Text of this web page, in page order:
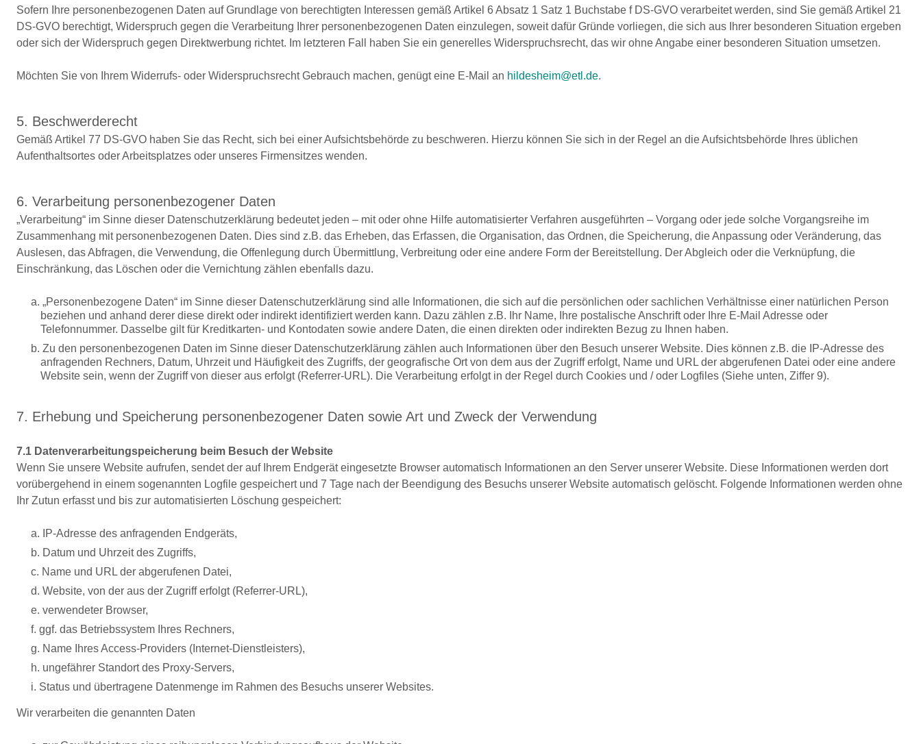
Sofern Ihre personenbezogenen Daten auf Grundlage von berechtigten Interessen gemäß Artikel 6 Absatz 1 Satz 1 Buchstabe f DS-GVO verarbeitet werden, sind Sie gemäß Artikel 21
DS-GVO berechtigt, Widerspruch gegen die Verarbeitung Ihrer personenbezogenen Daten einzulegen, soweit dafür Gründe vorliegen, die sich aus Ihrer besonderen Situation ergeben
oder sich der Widerspruch gegen Direktwerbung richtet. Im letzteren Fall haben Sie ein generelles Widerspruchsrecht, das wir ohne Angabe einer besonderen Situation umsetzen.
Möchten Sie von Ihrem Widerrufs- oder Widerspruchsrecht Gebrauch machen, genügt eine E-Mail an hildesheim@etl.de.
5. Beschwerderecht
Gemäß Artikel 77 DS-GVO haben Sie das Recht, sich bei einer Aufsichtsbehörde zu beschweren. Hierzu können Sie sich in der Regel an die Aufsichtsbehörde Ihres üblichen
Aufenthaltsortes oder Arbeitsplatzes oder unseres Firmensitzes wenden.
6. Verarbeitung personenbezogener Daten
„Verarbeitung“ im Sinne dieser Datenschutzerklärung bedeutet jeden – mit oder ohne Hilfe automatisierter Verfahren ausgeführten – Vorgang oder jede solche Vorgangsreihe im
Zusammenhang mit personenbezogenen Daten. Dies sind z.B. das Erheben, das Erfassen, die Organisation, das Ordnen, die Speicherung, die Anpassung oder Veränderung, das
Auslesen, das Abfragen, die Verwendung, die Offenlegung durch Übermittlung, Verbreitung oder eine andere Form der Bereitstellung. Der Abgleich oder die Verknüpfung, die
Einschränkung, das Löschen oder die Vernichtung zählen ebenfalls dazu.
a. „Personenbezogene Daten“ im Sinne dieser Datenschutzerklärung sind alle Informationen, die sich auf die persönlichen oder sachlichen Verhältnisse einer natürlichen Person
beziehen und anhand derer diese direkt oder indirekt identifiziert werden kann. Dazu zählen z.B. Ihr Name, Ihre postalische Anschrift oder Ihre E-Mail Adresse oder
Telefonnummer. Dasselbe gilt für Kreditkarten- und Kontodaten sowie andere Daten, die einen direkten oder indirekten Bezug zu Ihnen haben.
b. Zu den personenbezogenen Daten im Sinne dieser Datenschutzerklärung zählen auch Informationen über den Besuch unserer Website. Dies können z.B. die IP-Adresse des
anfragenden Rechners, Datum, Uhrzeit und Häufigkeit des Zugriffs, der geografische Ort von dem aus der Zugriff erfolgt, Name und URL der abgerufenen Datei oder eine andere
Website sein, wenn der Zugriff von dieser aus erfolgt (Referrer-URL). Die Verarbeitung erfolgt in der Regel durch Cookies und / oder Logfiles (Siehe unten, Ziffer 9).
7. Erhebung und Speicherung personenbezogener Daten sowie Art und Zweck der Verwendung
7.1 Datenverarbeitungspeicherung beim Besuch der Website
Wenn Sie unsere Website aufrufen, sendet der auf Ihrem Endgerät eingesetzte Browser automatisch Informationen an den Server unserer Website. Diese Informationen werden dort
vorübergehend in einem sogenannten Logfile gespeichert und 7 Tage nach der Beendigung des Besuchs unserer Website automatisch gelöscht. Folgende Informationen werden ohne
Ihr Zutun erfasst und bis zur automatisierten Löschung gespeichert:
a. IP-Adresse des anfragenden Endgeräts,
b. Datum und Uhrzeit des Zugriffs,
c. Name und URL der abgerufenen Datei,
d. Website, von der aus der Zugriff erfolgt (Referrer-URL),
e. verwendeter Browser,
f. ggf. das Betriebssystem Ihres Rechners,
g. Name Ihres Access-Providers (Internet-Dienstleisters),
h. ungefährer Standort des Proxy-Servers,
i. Status und übertragene Datenmenge im Rahmen des Besuchs unserer Websites.
Wir verarbeiten die genannten Daten